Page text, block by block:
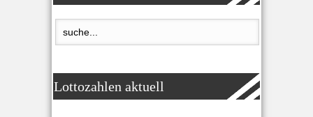
Lottozahlen aktuell